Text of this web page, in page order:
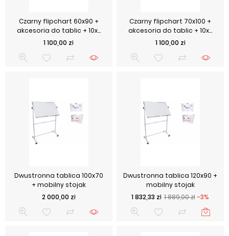
Czarny flipchart 60x90 +
akcesoria do tablic + 10x...
Cena
1 100,00 zł
Czarny flipchart 70x100 +
akcesoria do tablic + 10x...
Cena
1 100,00 zł
Dwustronna tablica 100x70
+ mobilny stojak
Cena
2 000,00 zł
Dwustronna tablica 120x90 +
mobilny stojak
Cena podstawowa
1 889,00 zł -3%
Cena
1 832,33 zł